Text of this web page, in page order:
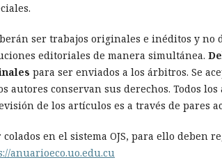
ser trabajos originales e inéditos y no
editoriales de manera simultánea.
para ser enviados a los árbitros. Se
autores conservan sus derechos. Todos
de los artículos es a través de pares
colados en el sistema OJS, para ello deben
anuarioeco.uo.edu.cu